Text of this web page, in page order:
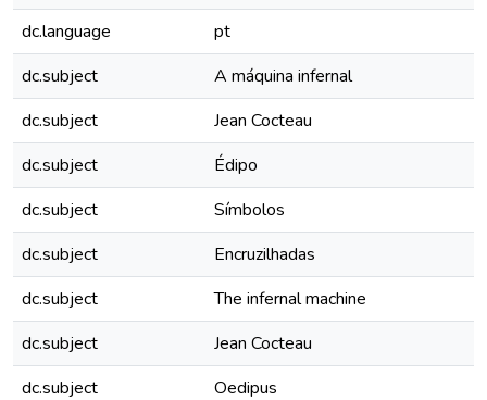
dc.language
pt
dc.subject
A máquina infernal
dc.subject
Jean Cocteau
dc.subject
Édipo
dc.subject
Símbolos
dc.subject
Encruzilhadas
dc.subject
The infernal machine
dc.subject
Jean Cocteau
dc.subject
Oedipus